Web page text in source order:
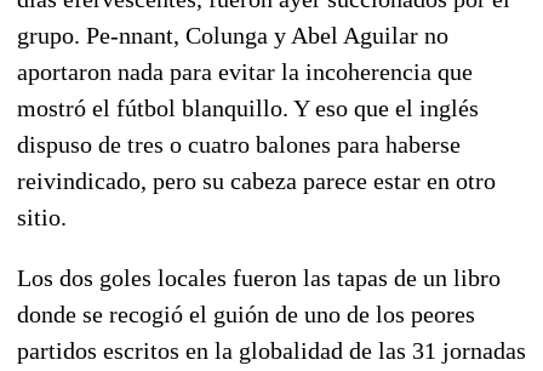
grupo. Pe-nnant, Colunga y Abel Aguilar no
aportaron nada para evitar la incoherencia que
mostró el fútbol blanquillo. Y eso que el inglés
dispuso de tres o cuatro balones para haberse
reivindicado, pero su cabeza parece estar en otro
sitio.
Los dos goles locales fueron las tapas de un libro
donde se recogió el guión de uno de los peores
partidos escritos en la globalidad de las 31 jornadas